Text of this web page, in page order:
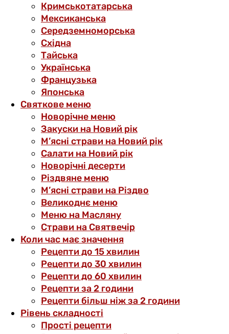
Кримськотатарська
Мексиканська
Середземноморська
Східна
Тайська
Українська
Французька
Японська
Святкове меню
Новорічне меню
Закуски на Новий рік
М’ясні страви на Новий рік
Салати на Новий рік
Новорічні десерти
Різдвяне меню
М’ясні страви на Різдво
Великоднє меню
Меню на Масляну
Страви на Святвечір
Коли час має значення
Рецепти до 15 хвилин
Рецепти до 30 хвилин
Рецепти до 60 хвилин
Рецепти за 2 години
Рецепти більш ніж за 2 години
Рівень складності
Прості рецепти